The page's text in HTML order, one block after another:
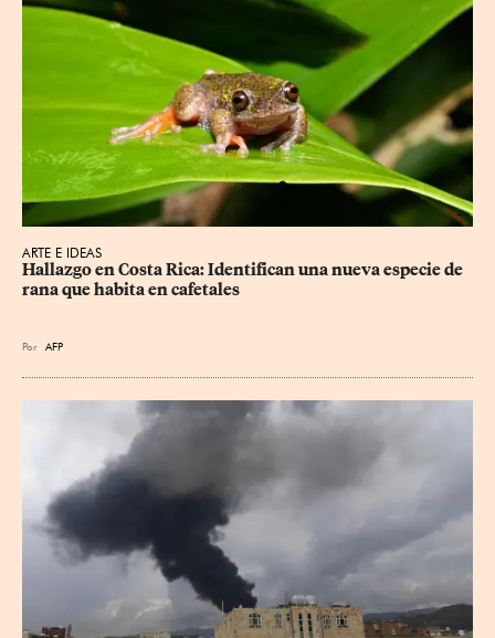
ARTE E IDEAS
Hallazgo en Costa Rica: Identifican una nueva especie de
rana que habita en cafetales
Por AFP